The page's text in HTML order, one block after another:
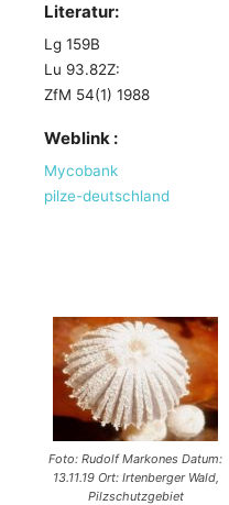
Literatur:
Lg 159B
Lu 93.82Z:
ZfM 54(1) 1988
Weblink :
Mycobank
pilze-deutschland
Foto: Rudolf Markones Datum:
13.11.19 Ort: Irtenberger Wald,
Pilzschutzgebiet